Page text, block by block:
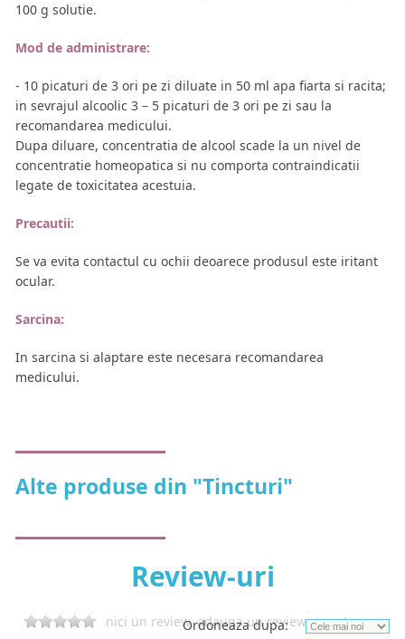
100 g solutie.
Mod de administrare:
- 10 picaturi de 3 ori pe zi diluate in 50 ml apa fiarta si racita;
in sevrajul alcoolic 3 – 5 picaturi de 3 ori pe zi sau la
recomandarea medicului.
Dupa diluare, concentratia de alcool scade la un nivel de
concentratie homeopatica si nu comporta contraindicatii
legate de toxicitatea acestuia.
Precautii:
Se va evita contactul cu ochii deoarece produsul este iritant
ocular.
Sarcina:
In sarcina si alaptare este necesara recomandarea
medicului.
Alte produse din "Tincturi"
Review-uri
nici un review, adauga un review acum!
Ordoneaza dupa: